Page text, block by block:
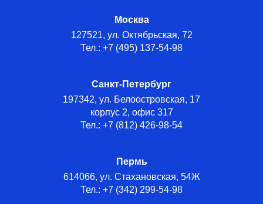
Москва
127521, ул. Октябрьская, 72
Тел.: +7 (495) 137-54-98
Санкт-Петербург
197342, ул. Белоостровская, 17
корпус 2, офис 317
Тел.: +7 (812) 426-98-54
Пермь
614066, ул. Стахановская, 54Ж
Тел.: +7 (342) 299-54-98